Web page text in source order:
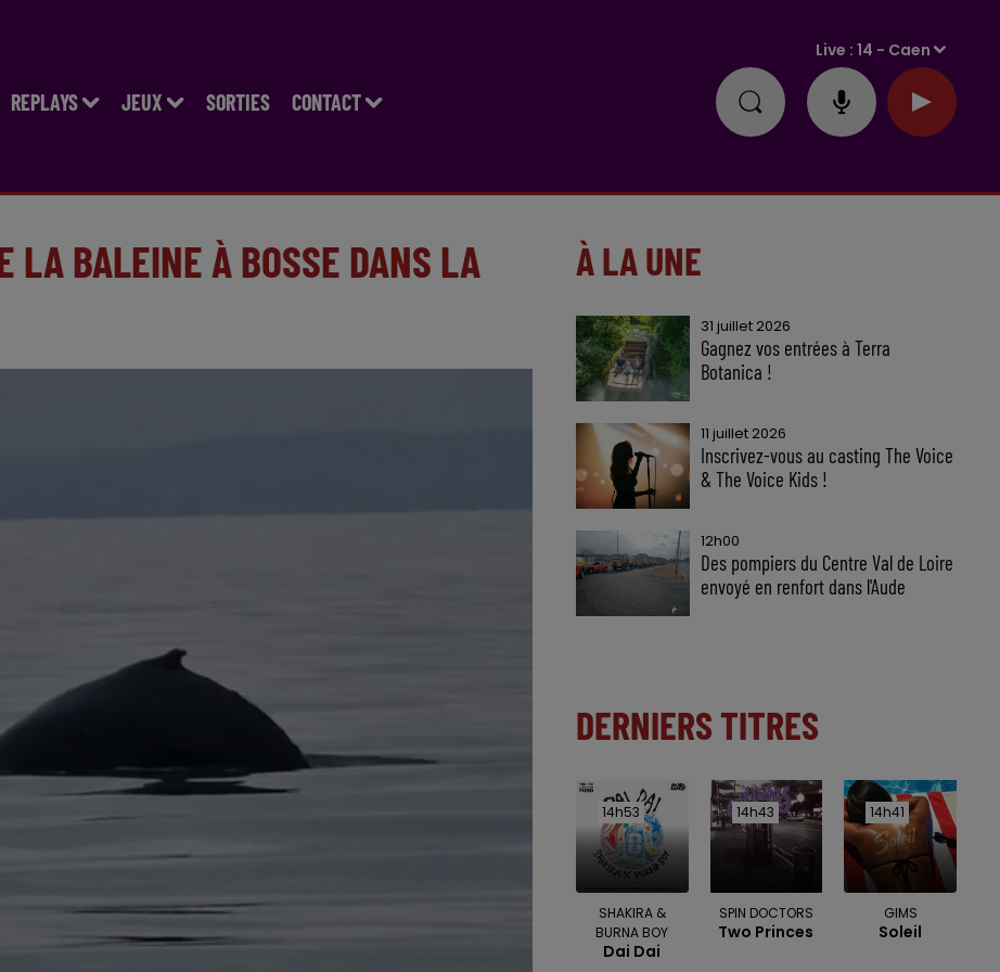
REPLAYS JEUX SORTIES CONTACT
Live :14 - Caen
LA BALEINE À BOSSE DANS LA
À LA UNE
31 juillet 2026
Gagnez vos entrées à Terra
Botanica !
11 juillet 2026
Inscrivez-vous au casting The Voice
& The Voice Kids !
12h00
Des pompiers du Centre Val de Loire
envoyé en renfort dans l'Aude
DERNIERS TITRES
14h53
14h53
SHAKIRA &
BURNA BOY
Dai Dai
14h43
14h43
SPIN DOCTORS
Two Princes
14h41
14h41
GIMS
Soleil